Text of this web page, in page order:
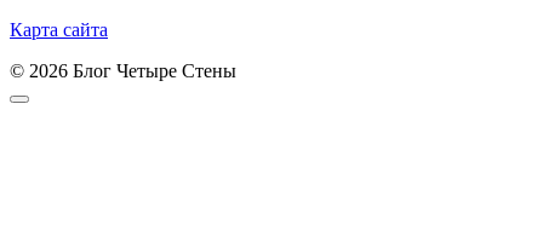
Карта сайта
© 2026 Блог Четыре Стены